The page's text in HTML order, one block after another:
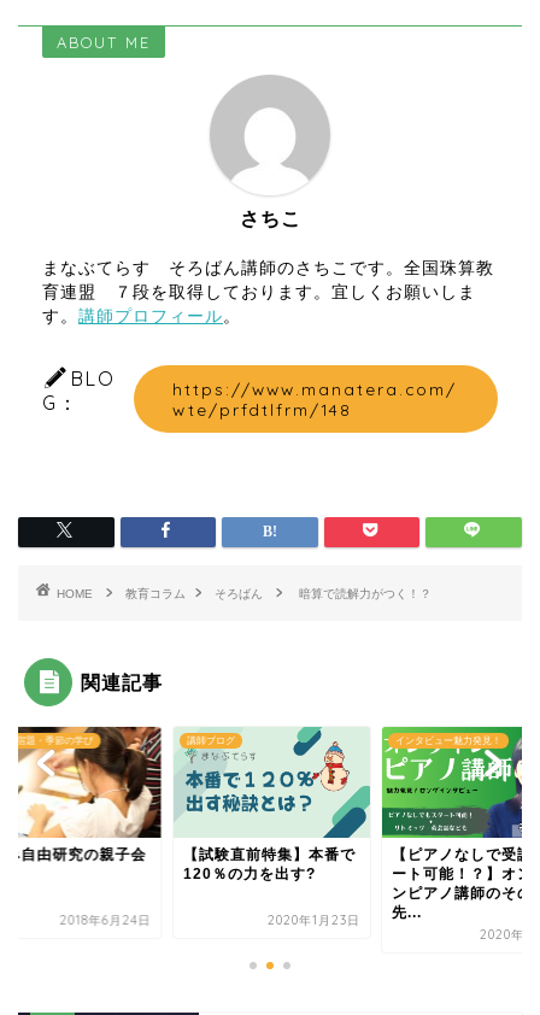
ABOUT ME
さちこ
まなぶてらす そろばん講師のさちこです。全国珠算教
育連盟 ７段を取得しております。宜しくお願いしま
す。 講師プロフィール 。
BLO
G：
https://www.manatera.com/
wte/prfdtlfrm/148
HOME 教育コラム そろばん 暗算で読解力がつく！？
関連記事
の宿題・季節の学び
み自由研究の親子会
2018年6月24日
講師ブログ
【試験直前特集】本番で
120％の力を出す?
2020年1月23日
インタビュー魅力発見！
【ピアノなしで受講
ート可能！？】オン
ンピアノ講師のその
先...
2020年11